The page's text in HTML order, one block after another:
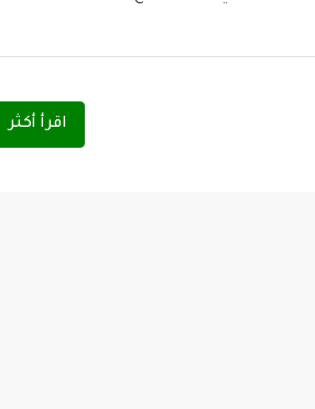
اقرأ أكثر